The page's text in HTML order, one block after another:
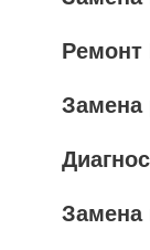
Ремонт
Замена
Замена